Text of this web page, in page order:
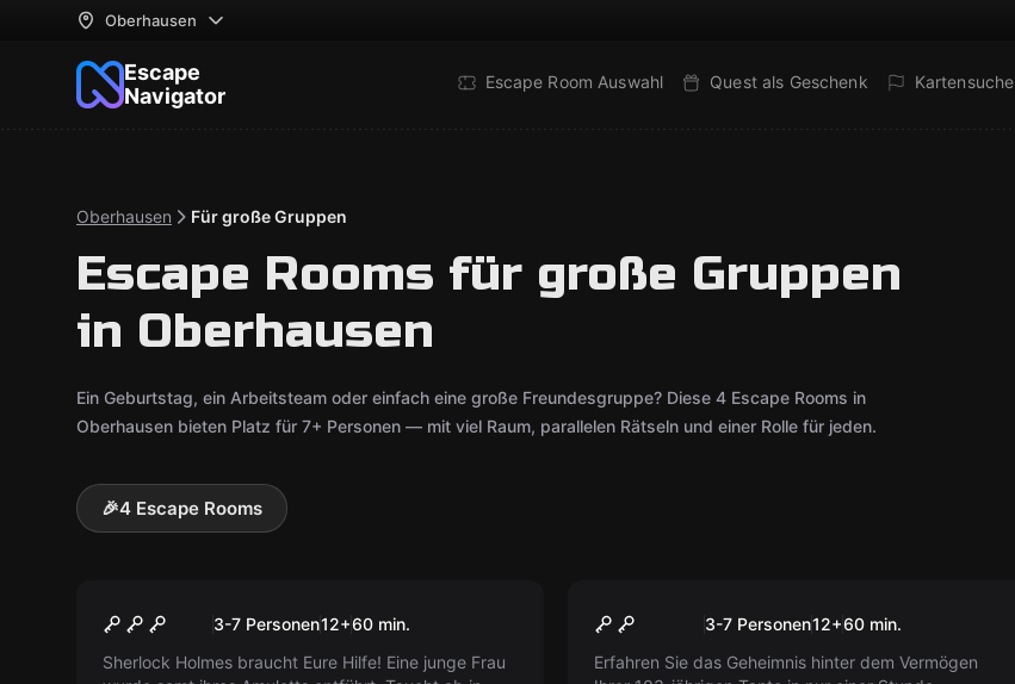
Oberhausen
Escape
Navigator
Escape Room Auswahl Quest als Geschenk Kartensuche
Oberhausen Für große Gruppen
Escape Rooms für große Gruppen
in Oberhausen
Ein Geburtstag, ein Arbeitsteam oder einfach eine große Freundesgruppe? Diese 4 Escape Rooms in
Oberhausen bieten Platz für 7+ Personen — mit viel Raum, parallelen Rätseln und einer Rolle für jeden.
🎉4 Escape Rooms
Sherlock Holmes
3-7 Personen12+60 min.
Sherlock Holmes braucht Eure Hilfe! Eine junge Frau
Das Erbe3-7 Personen12+60 min.
Erfahren Sie das Geheimnis hinter dem Vermögen